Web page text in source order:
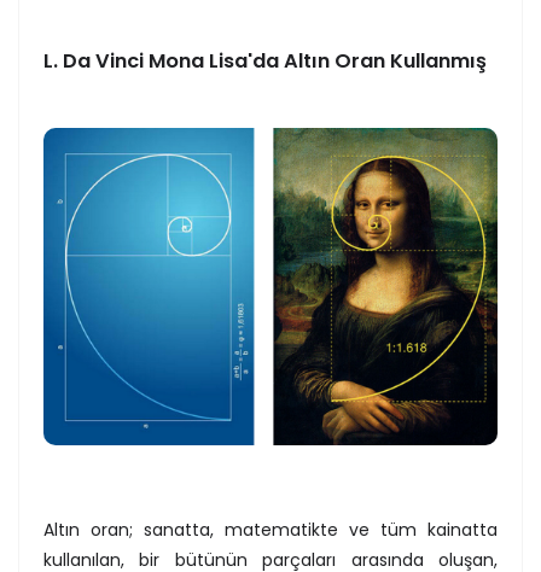
L. Da Vinci Mona Lisa'da Altın Oran Kullanmış
Altın oran; sanatta, matematikte ve tüm kainatta
kullanılan, bir bütünün parçaları arasında oluşan,